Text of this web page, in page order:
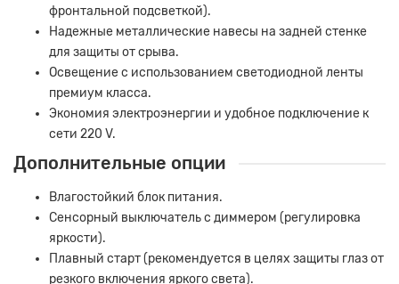
фронтальной подсветкой).
Надежные металлические навесы на задней стенке
для защиты от срыва.
Освещение с использованием светодиодной ленты
премиум класса.
Экономия электроэнергии и удобное подключение к
сети 220 V.
Дополнительные опции
Влагостойкий блок питания.
Сенсорный выключатель с диммером (регулировка
яркости).
Плавный старт (рекомендуется в целях защиты глаз от
резкого включения яркого света).